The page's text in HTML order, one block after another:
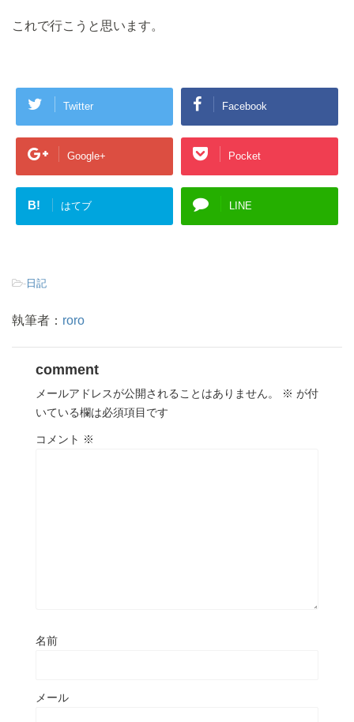
これで行こうと思います。
Twitter Facebook
Google+ Pocket
B! はてブ LINE
-日記
執筆者： roro
comment
メールアドレスが公開されることはありません。 ※ が付
いている欄は必須項目です
コメント ※
名前
メール